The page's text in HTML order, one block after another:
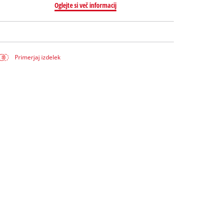
Oglejte si več informacij
Primerjaj izdelek